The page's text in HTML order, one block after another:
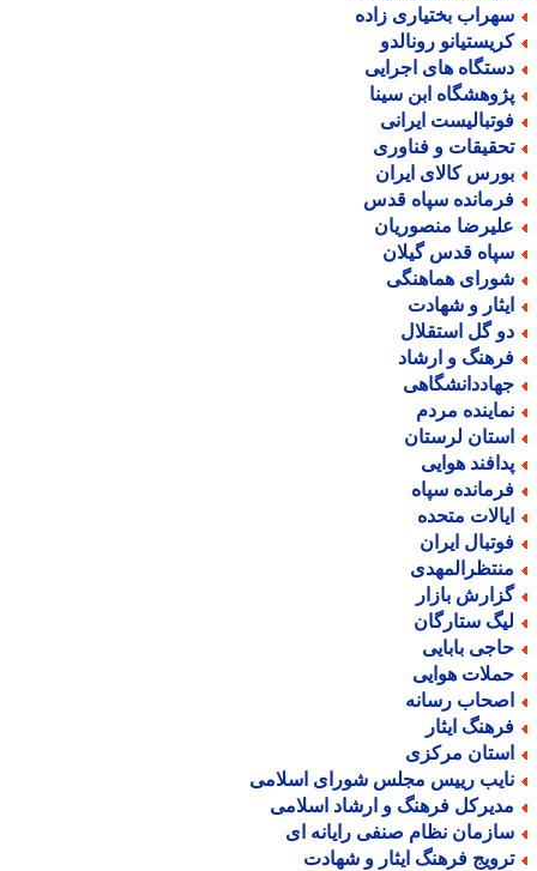
بختیاری زاده
رونالدو
های اجرایی
ابن سینا
ایرانی
و فناوری
کالای ایران
سپاه قدس
منصوریان
قدس گیلان
هماهنگی
و شهادت
گل استقلال
و ارشاد
مردم
لرستان
هوایی
سپاه
متحده
ایران
بازار
ستارگان
بابایی
هوایی
رسانه
ایثار
مرکزی
رییس مجلس شورای اسلامی
فرهنگ و ارشاد اسلامی
نظام صنفی رایانه ای
فرهنگ ایثار و شهادت